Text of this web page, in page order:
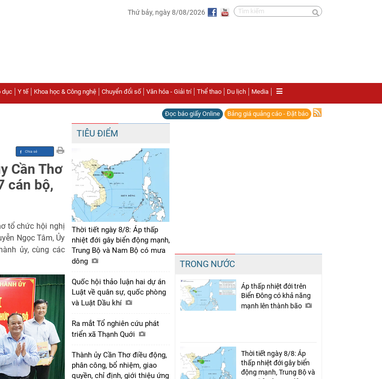
Thứ bảy, ngày 8/08/2026
dục Y tế Khoa học & Công nghệ Chuyển đổi số Văn hóa - Giải trí Thể thao Du lịch Media
Đọc báo giấy Online Bảng giá quảng cáo - Đặt báo
Chia sẻ
Facebook
Cần Thơ
cán bộ,
tổ chức hội nghị
Ngọc Tâm, Ủy
ủy, cùng các
TIÊU ĐIỂM
Thời tiết ngày 8/8: Áp thấp
nhiệt đới gây biển động mạnh,
Trung Bộ và Nam Bộ có mưa
dông
Quốc hội thảo luận hai dự án
Luật về quân sự, quốc phòng
và Luật Dầu khí
Ra mắt Tổ nghiên cứu phát
triển xã Thạnh Quới
Thành ủy Cần Thơ điều động,
phân công, bổ nhiệm, giao
quyền, chỉ định, giới thiệu ứng
TRONG NƯỚC
Áp thấp nhiệt đới trên
Biển Đông có khả năng
mạnh lên thành bão
Thời tiết ngày 8/8: Áp
thấp nhiệt đới gây biển
động mạnh, Trung Bộ và